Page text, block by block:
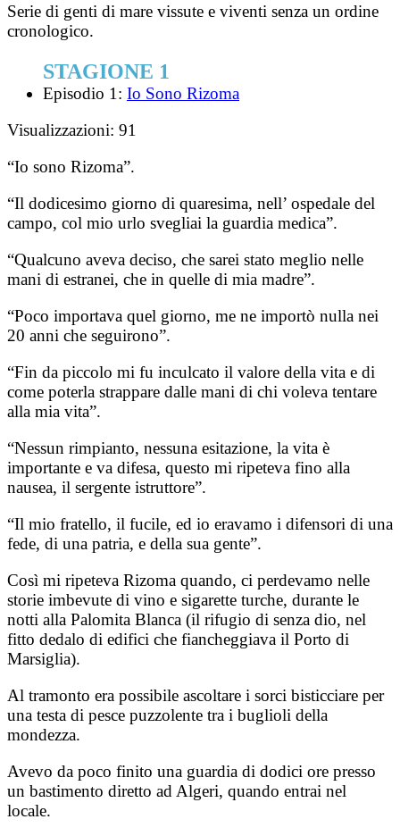
Serie di genti di mare vissute e viventi senza un ordine
cronologico.
STAGIONE 1
Episodio 1: Io Sono Rizoma
Visualizzazioni: 91
“Io sono Rizoma”.
“Il dodicesimo giorno di quaresima, nell’ ospedale del
campo, col mio urlo svegliai la guardia medica”.
“Qualcuno aveva deciso, che sarei stato meglio nelle
mani di estranei, che in quelle di mia madre”.
“Poco importava quel giorno, me ne importò nulla nei
20 anni che seguirono”.
“Fin da piccolo mi fu inculcato il valore della vita e di
come poterla strappare dalle mani di chi voleva tentare
alla mia vita”.
“Nessun rimpianto, nessuna esitazione, la vita è
importante e va difesa, questo mi ripeteva fino alla
nausea, il sergente istruttore”.
“Il mio fratello, il fucile, ed io eravamo i difensori di una
fede, di una patria, e della sua gente”.
Così mi ripeteva Rizoma quando, ci perdevamo nelle
storie imbevute di vino e sigarette turche, durante le
notti alla Palomita Blanca (il rifugio di senza dio, nel
fitto dedalo di edifici che fiancheggiava il Porto di
Marsiglia).
Al tramonto era possibile ascoltare i sorci bisticciare per
una testa di pesce puzzolente tra i buglioli della
mondezza.
Avevo da poco finito una guardia di dodici ore presso
un bastimento diretto ad Algeri, quando entrai nel
locale.